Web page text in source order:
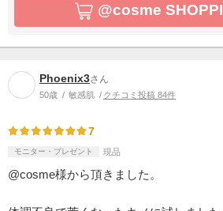
@cosme
Phoenix3さん
50歳 敏感肌 クチコミ投稿 84件
7
モニター・プレゼント 現品
@cosme様から頂きました。